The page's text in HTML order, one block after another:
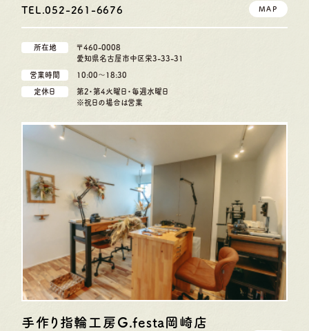
TEL.052-261-6676 MAP
所在地
〒460-0008
愛知県名古屋市中区栄3-33-31
営業時間 10:00〜18:30
定休日
第2・第4火曜日・毎週水曜日
※祝日の場合は営業
手作り指輪工房G.festa岡崎店